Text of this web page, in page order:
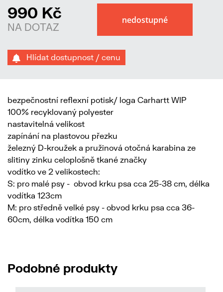
990 Kč
NA DOTAZ
Hlídat dostupnost / cenu
bezpečnostní reflexní potisk/ loga Carhartt WIP
100% recyklovaný polyester
nastavitelná velikost
zapínání na plastovou přezku
železný D-kroužek a pružinová otočná karabina ze
slitiny zinku celoplošně tkané značky
vodítko ve 2 velikostech:
S: pro malé psy - obvod krku psa cca 25-38 cm, délka
vodítka 123cm
M: pro středně velké psy - obvod krku psa cca 36-
60cm, délka vodítka 150 cm
Podobné produkty